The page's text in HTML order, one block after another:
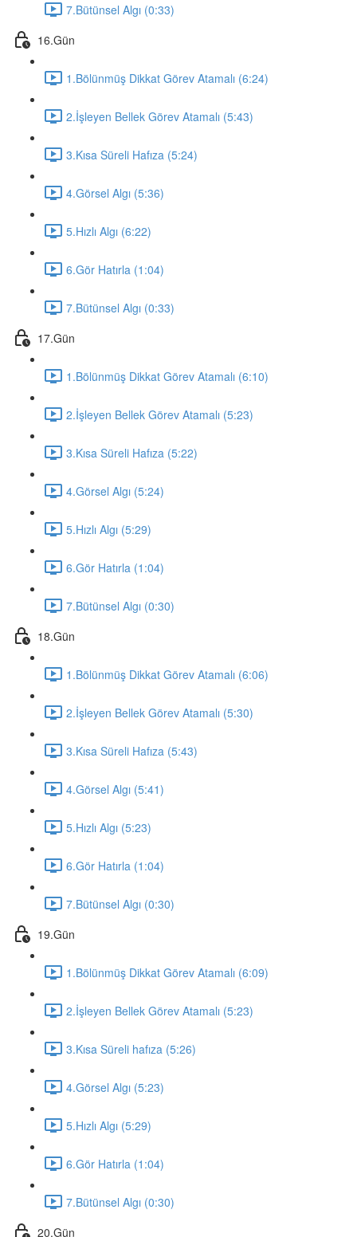
7.Bütünsel Algı (0:33)
16.Gün
1.Bölünmüş Dikkat Görev Atamalı (6:24)
2.İşleyen Bellek Görev Atamalı (5:43)
3.Kısa Süreli Hafıza (5:24)
4.Görsel Algı (5:36)
5.Hızlı Algı (6:22)
6.Gör Hatırla (1:04)
7.Bütünsel Algı (0:33)
17.Gün
1.Bölünmüş Dikkat Görev Atamalı (6:10)
2.İşleyen Bellek Görev Atamalı (5:23)
3.Kısa Süreli Hafıza (5:22)
4.Görsel Algı (5:24)
5.Hızlı Algı (5:29)
6.Gör Hatırla (1:04)
7.Bütünsel Algı (0:30)
18.Gün
1.Bölünmüş Dikkat Görev Atamalı (6:06)
2.İşleyen Bellek Görev Atamalı (5:30)
3.Kısa Süreli Hafıza (5:43)
4.Görsel Algı (5:41)
5.Hızlı Algı (5:23)
6.Gör Hatırla (1:04)
7.Bütünsel Algı (0:30)
19.Gün
1.Bölünmüş Dikkat Görev Atamalı (6:09)
2.İşleyen Bellek Görev Atamalı (5:23)
3.Kısa Süreli hafıza (5:26)
4.Görsel Algı (5:23)
5.Hızlı Algı (5:29)
6.Gör Hatırla (1:04)
7.Bütünsel Algı (0:30)
20.Gün